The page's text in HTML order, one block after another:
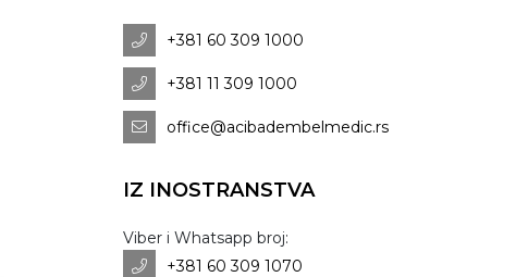
+381 60 309 1000
+381 11 309 1000
office@acibadembelmedic.rs
IZ INOSTRANSTVA
Viber i Whatsapp broj:
+381 60 309 1070